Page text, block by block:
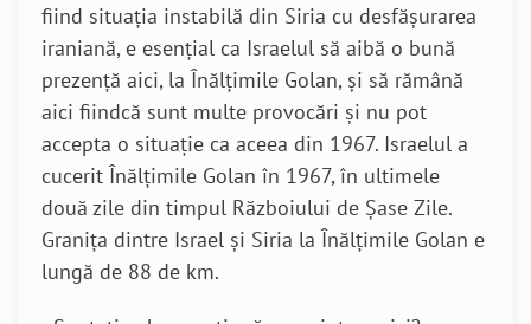
fiind situația instabilă din Siria cu desfășurarea
iraniană, e esențial ca Israelul să aibă o bună
prezență aici, la Înălțimile Golan, și să rămână
aici fiindcă sunt multe provocări și nu pot
accepta o situație ca aceea din 1967. Israelul a
cucerit Înălțimile Golan în 1967, în ultimele
două zile din timpul Războiului de Șase Zile.
Granița dintre Israel și Siria la Înălțimile Golan e
lungă de 88 de km.